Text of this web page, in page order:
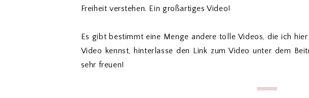
Freiheit verstehen. Ein großartiges Video!
Es gibt bestimmt eine Menge andere tolle Videos, die ich
Video kennst, hinterlasse den Link zum Video unter dem
sehr freuen!